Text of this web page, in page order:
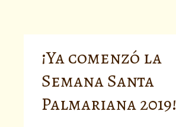
¡Ya comenzó la
Semana Santa
Palmariana 2019!